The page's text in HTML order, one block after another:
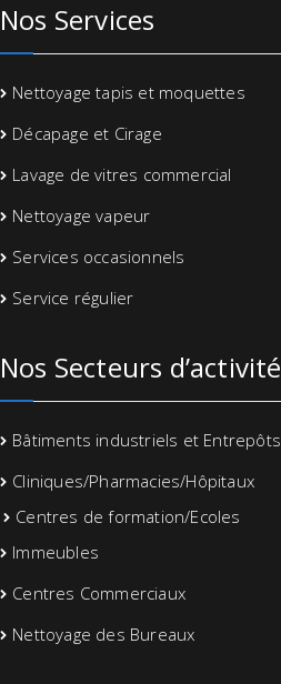
Nos Services
Nettoyage tapis et moquettes
Décapage et Cirage
Lavage de vitres commercial
Nettoyage vapeur
Services occasionnels
Service régulier
Nos Secteurs d’activité
Bâtiments industriels et Entrepôts
Cliniques/Pharmacies/Hôpitaux
Centres de formation/Ecoles
Immeubles
Centres Commerciaux
Nettoyage des Bureaux